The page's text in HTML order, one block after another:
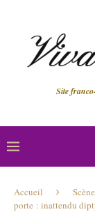
Site
Accueil
porte : inattendu